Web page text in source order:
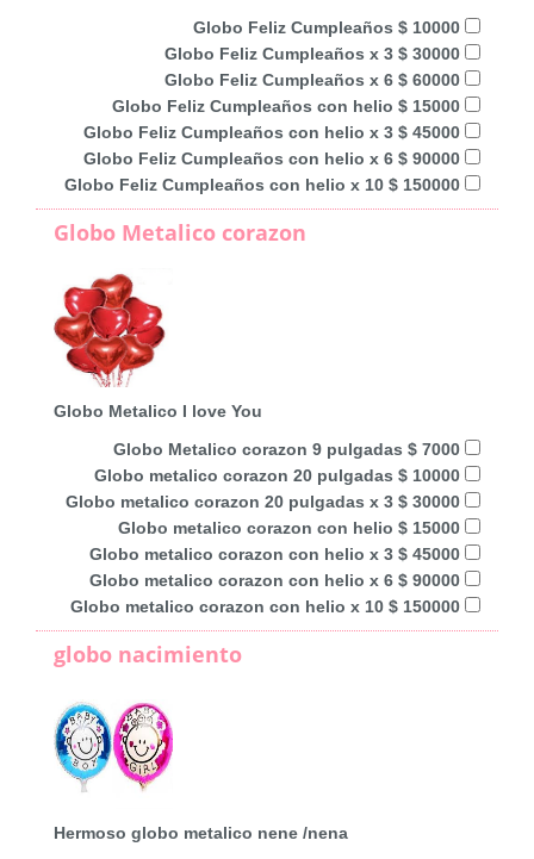
Globo Feliz Cumpleaños $ 10000
Globo Feliz Cumpleaños x 3 $ 30000
Globo Feliz Cumpleaños x 6 $ 60000
Globo Feliz Cumpleaños con helio $ 15000
Globo Feliz Cumpleaños con helio x 3 $ 45000
Globo Feliz Cumpleaños con helio x 6 $ 90000
Globo Feliz Cumpleaños con helio x 10 $ 150000
Globo Metalico corazon
Globo Metalico I love You
Globo Metalico corazon 9 pulgadas $ 7000
Globo metalico corazon 20 pulgadas $ 10000
Globo metalico corazon 20 pulgadas x 3 $ 30000
Globo metalico corazon con helio $ 15000
Globo metalico corazon con helio x 3 $ 45000
Globo metalico corazon con helio x 6 $ 90000
Globo metalico corazon con helio x 10 $ 150000
globo nacimiento
Hermoso globo metalico nene /nena